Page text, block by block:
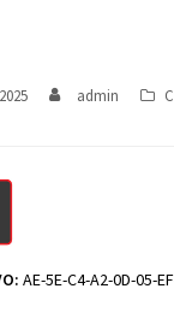
admin
AE-5E-C4-A2-0D-05-